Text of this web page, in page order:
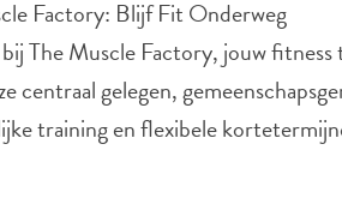
Factory: Blijf Fit Onderweg
The Muscle Factory, jouw fitness
centraal gelegen,
training en flexibele